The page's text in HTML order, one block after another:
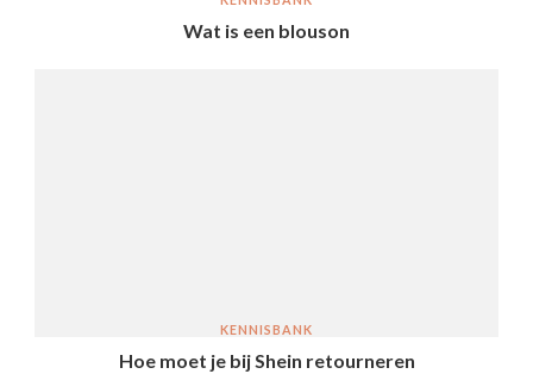
Wat is een blouson
KENNISBANK
Hoe moet je bij Shein retourneren